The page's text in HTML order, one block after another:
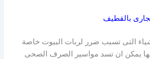
بالقطيف
التى تسبب ضرر لربات البيوت خاصة
انها يمكن ان تسد مواسير الصرف الصحى